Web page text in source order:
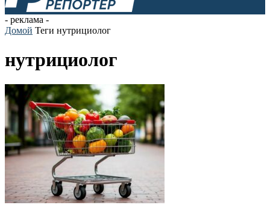
- реклама -
Домой Теги нутрициолог
нутрициолог